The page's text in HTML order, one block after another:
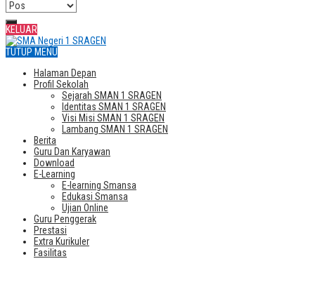
KELUAR
TUTUP MENU
Halaman Depan
Profil Sekolah
Sejarah SMAN 1 SRAGEN
Identitas SMAN 1 SRAGEN
Visi Misi SMAN 1 SRAGEN
Lambang SMAN 1 SRAGEN
Berita
Guru Dan Karyawan
Download
E-Learning
E-learning Smansa
Edukasi Smansa
Ujian Online
Guru Penggerak
Prestasi
Extra Kurikuler
Fasilitas